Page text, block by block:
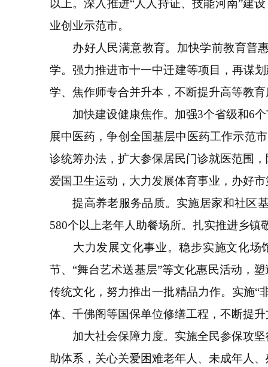
以上。深入推进“人人持证、技能河南”建
业创业示范市。
办好人民满意教育。加快学前教育普惠
学。强力推进市十一中迁建等项目，再谋
学、焦作师专合并升本，不断提升高等教
加快建设健康焦作。加强3个省级和6个
展中医药，争创全国基层中医药工作示范
诊统筹办法，扩大参保居民门诊就医范围
爱国卫生运动，大力发展体育事业，办好
提高养老服务品质。实施居家和社区基
580个以上老年人助餐场所。扎实推进乡
大力发展文化事业。稳步实施文化场馆
节、“舞台艺术送基层”等文化惠民活动，
传统文化，努力推出一批精品力作。实施“
体、千佛阁等国保单位修缮工程，不断提
加大社会保障力度。实施全民参保攻坚
助体系，关心关爱困难老年人、未成年人